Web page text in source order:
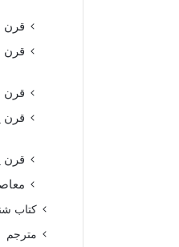
قرن نهم
قرن
قرن
قرن
قرن یک
کتاب
مترجم